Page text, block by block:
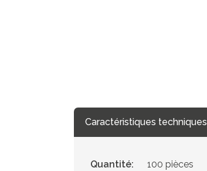
Caractéristiques techniques
Quantité: 100 pièces